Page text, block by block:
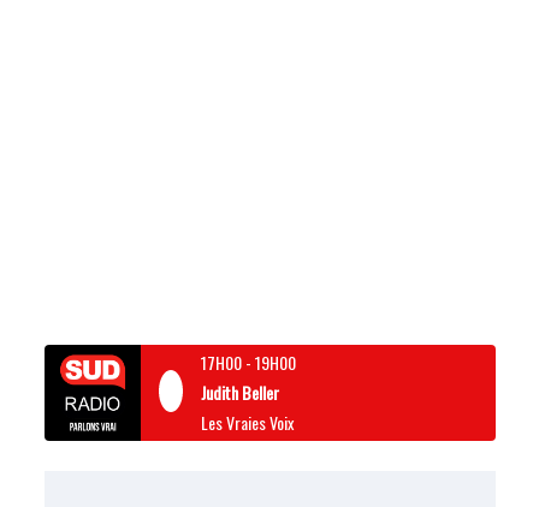
17H00-19H00
Judith Beller
Les Vraies Voix